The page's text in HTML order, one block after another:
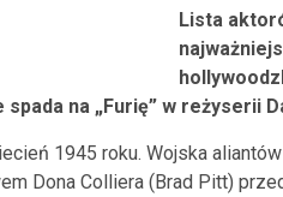
Lista
na „Furię” w reżyserii
1945 roku. Wojska
Dona Colliera (Brad Pitt)